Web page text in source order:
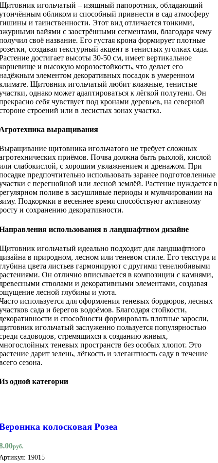
игольчатый – изящный папоротник, обладающий
обликом и способный привнести в сад атмосферу
и таинственности. Этот вид отличается тонкими,
вайями с заострёнными сегментами, благодаря чему
своё название. Его густая крона формирует плотные
создавая текстурный акцент в тенистых уголках сада.
достигает высоты 30-50 см, имеет вертикальное
и высокую морозостойкость, что делает его
элементом декоративных посадок в умеренном
Щитовник игольчатый любит влажные, тенистые
однако может адаптироваться к лёгкой полутени. Он
себя чувствует под кронами деревьев, на северной
строений или в лесистых зонах участка.
выращивания
щитовника игольчатого не требует сложных
приёмов. Почва должна быть рыхлой, кислой
слабокислой, с хорошим увлажнением и дренажом. При
предпочтительно использовать заранее подготовленные
с перегнойной или лесной землёй. Растение нуждается в
поливе в засушливые периоды и мульчировании на
Подкормки в весеннее время способствуют активному
и сохранению декоративности.
использования в ландшафтном дизайне
игольчатый идеально подходит для ландшафтного
в природном, лесном или теневом стиле. Его текстура и
цвета листьев гармонируют с другими тенелюбивыми
Он отлично вписывается в композиции с камнями,
стволами и декоративными элементами, создавая
лесной глубины и уюта.
используется для оформления теневых бордюров, лесных
сада и берегов водоёмов. Благодаря стойкости,
и способности формировать плотные заросли,
игольчатый заслуженно пользуется популярностью
садоводов, стремящихся к созданию живых,
теневых пространств без особых хлопот. Это
дарит зелень, лёгкость и элегантность саду в течение
сезона.
одной категории
колосковая Розеа
руб.
19015